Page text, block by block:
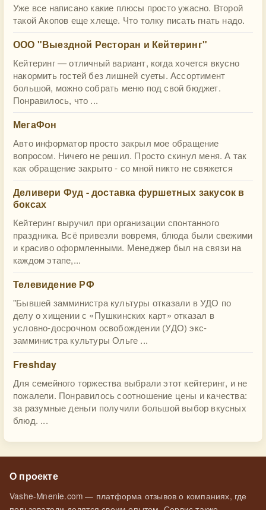
Уже все написано какие плюсы просто ужасно. Второй
такой Акопов еще хлеще. Что толку писать гнать надо.
ООО "Выездной Ресторан и Кейтеринг"
Кейтеринг — отличный вариант, когда хочется вкусно
накормить гостей без лишней суеты. Ассортимент
большой, можно собрать меню под свой бюджет.
Понравилось, что ...
МегаФон
Авто информатор просто закрыл мое обращение
вопросом. Ничего не решил. Просто скинул меня. А так
как обращение закрыто - со мной никто не свяжется
Деливери Фуд - доставка фуршетных закусок в
боксах
Кейтеринг выручил при организации спонтанного
праздника. Всё привезли вовремя, блюда были свежими
и красиво оформленными. Менеджер был на связи на
каждом этапе,...
Телевидение РФ
"Бывшей замминистра культуры отказали в УДО по
делу о хищении с «Пушкинских карт» отказал в
условно-досрочном освобождении (УДО) экс-
замминистра культуры Ольге ...
Freshday
Для семейного торжества выбрали этот кейтеринг, и не
пожалели. Понравилось соотношение цены и качества:
за разумные деньги получили большой выбор вкусных
блюд. ...
О проекте
Vashe-Mnenie.com — платформа отзывов о компаниях, где